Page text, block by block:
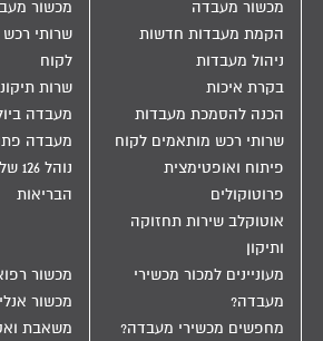
מכשור מעבדה
הקמת מעבדות חדשות
ניהול מעבדות
בקרת איכות
הכנה להסמכת מעבדות
שרותי רכש מותאמים לקוח
פיתוח ואופטימצית
פרוטוקולים
אוטוקלב שירות תחזוקה
ותיקון
מעוניינים למכור מכשירי
מעבדה?
מחפשים מכשירי מעבדה?
מכשור
שרותי
לקוח
שרות
מעבדה
מעבדה
הבריאות
מכשור
מכשור
משאבת